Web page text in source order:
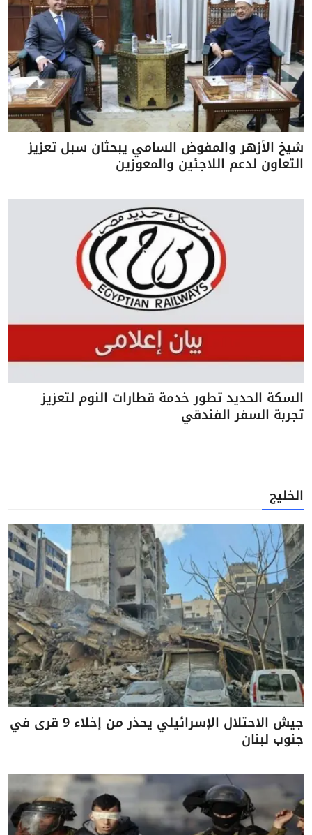
شيخ الأزهر والمفوض السامي يبحثان سبل تعزيز
التعاون لدعم اللاجئين والمعوزين
السكة الحديد تطور خدمة قطارات النوم لتعزيز
تجربة السفر الفندقي
الخليج
جيش الاحتلال الإسرائيلي يحذر من إخلاء 9 قرى في
جنوب لبنان